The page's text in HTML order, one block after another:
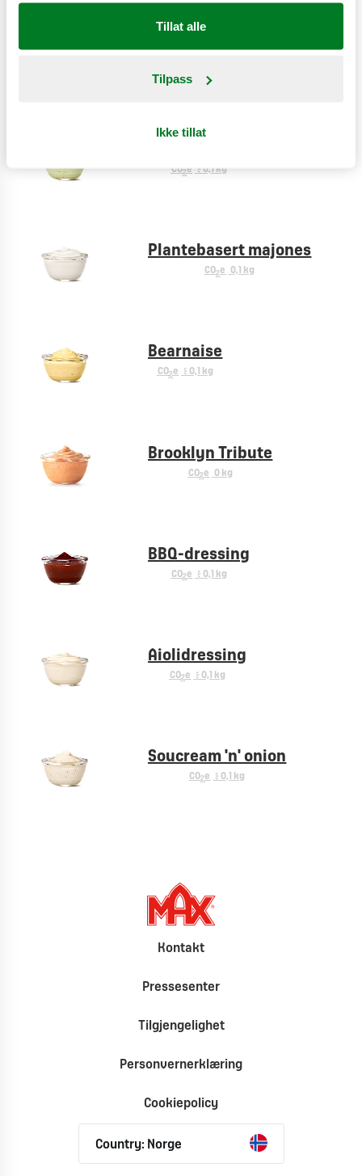
Tillat alle
Tilpass
Ikke tillat
Hot Creole
CO2e < 0,1 kg
Plantebasert majones
CO2e 0,1 kg
Bearnaise
CO2e < 0,1 kg
Brooklyn Tribute
CO2e 0 kg
BBQ-dressing
CO2e < 0,1 kg
Aiolidressing
CO2e < 0,1 kg
Soucream 'n' onion
CO2e < 0,1 kg
Kontakt
Pressesenter
Tilgjengelighet
Personvernerklæring
Cookiepolicy
Country: Norge